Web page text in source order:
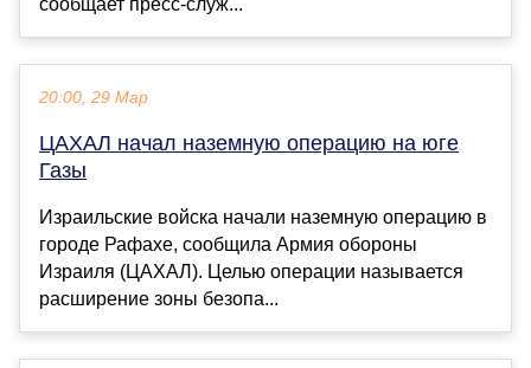
сообщает пресс-служ...
20:00, 29 Мар
ЦАХАЛ начал наземную операцию на юге
Газы
Израильские войска начали наземную операцию в
городе Рафахе, сообщила Армия обороны
Израиля (ЦАХАЛ). Целью операции называется
расширение зоны безопа...